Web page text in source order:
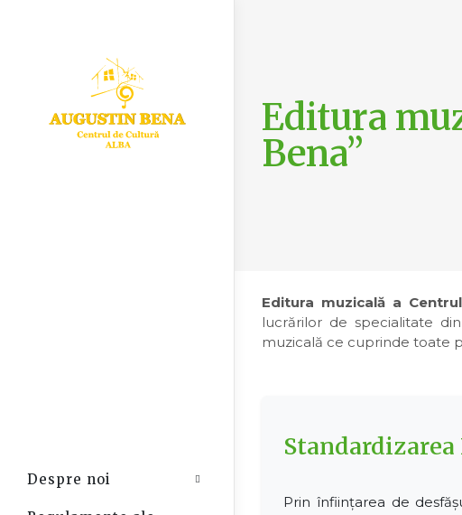
Despre noi
Editura
Bena”
Editura muzicală a
lucrărilor de specialitate
muzicală ce cuprinde toate
Standardizarea
Prin înființarea de